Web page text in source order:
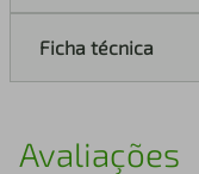
Ficha técnica
Avaliações